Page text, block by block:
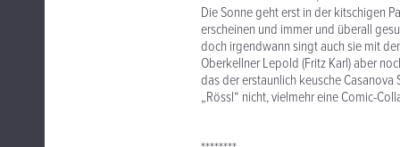
Die Sonne geht erst in der kitschigen
erscheinen und immer und überall
doch irgendwann singt auch sie mit
Oberkellner Lepold (Fritz Karl) aber
das der erstaunlich keusche
„Rössl“ nicht, vielmehr eine Comic-